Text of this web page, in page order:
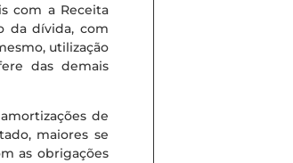
com a Receita
da dívida, com
utilização
das demais
de
maiores se
as obrigações